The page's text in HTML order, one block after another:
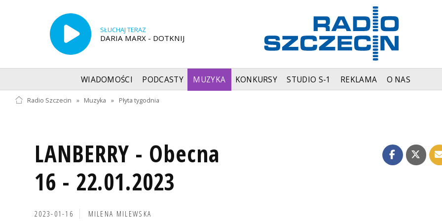
SŁUCHAJ TERAZ
DARIA MARX - DOTKNIJ
WIADOMOŚCI PODCASTY MUZYKA KONKURSY STUDIO S-1 REKLAMA O NAS
Radio Szczecin » Muzyka » Płyta tygodnia
LANBERRY - Obecna
16 - 22.01.2023
2023-01-16 MILENA MILEWSKA